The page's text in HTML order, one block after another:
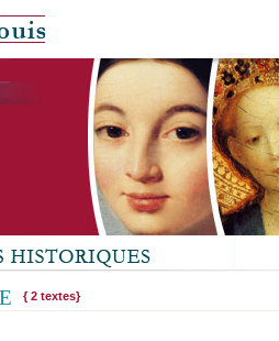
{ 2 textes}